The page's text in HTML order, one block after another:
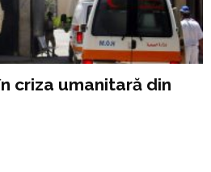
criza umanitară din